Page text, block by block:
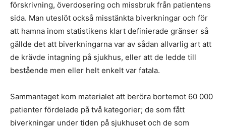
förskrivning, överdosering och missbruk från patientens
sida. Man uteslöt också misstänkta biverkningar och för
att hamna inom statistikens klart definierade gränser så
gällde det att biverkningarna var av sådan allvarlig art att
de krävde intagning på sjukhus, eller att de ledde till
bestående men eller helt enkelt var fatala.
Sammantaget kom materialet att beröra bortemot 60 000
patienter fördelade på två kategorier; de som fått
biverkningar under tiden på sjukhuset och de som